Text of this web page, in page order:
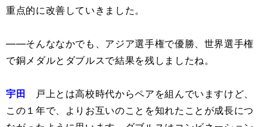
重点的に改善していきました。
――そんななかでも、アジア選手権で優勝、世界選手権
で銅メダルとダブルスで結果を残しましたね。
宇田 戸上とは高校時代からペアを組んでいますけど、
この１年で、よりお互いのことを知れたことが成長につ